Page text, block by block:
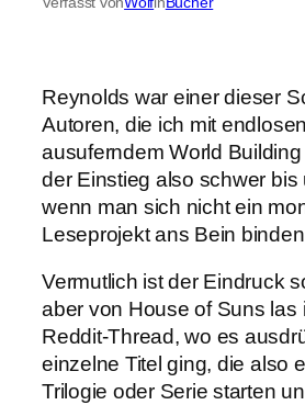
Reynolds war einer dieser
Autoren, die ich mit
ausuferndem World
der Einstieg also schwer bis
wenn man sich nicht ein
Leseprojekt ans Bein
Vermutlich ist der Eindruck
aber von House of Suns las
Reddit-Thread, wo es
einzelne Titel ging, die also
Trilogie oder Serie starten